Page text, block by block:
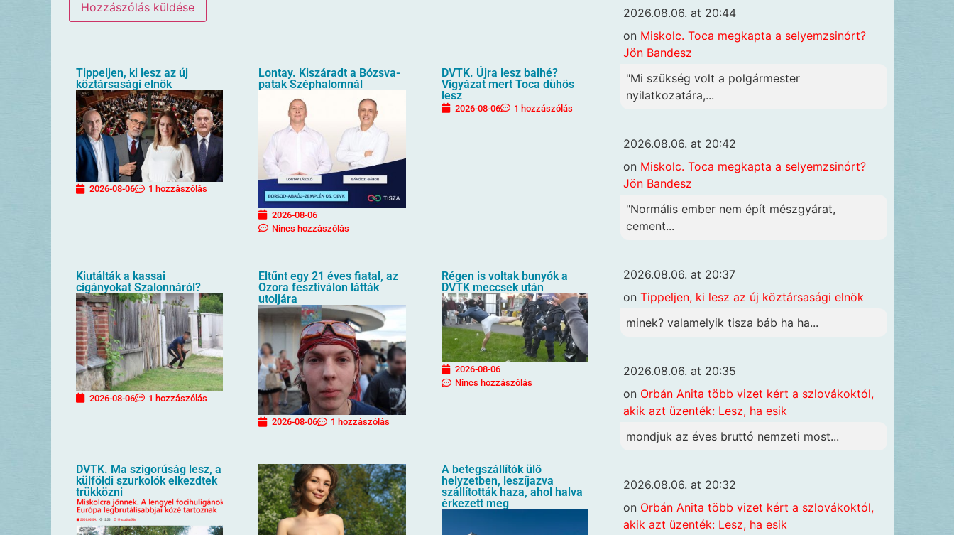
Tippeljen, ki lesz az új
köztársasági elnök
2026-08-06 1 hozzászólás
Lontay. Kiszáradt a Bózsva-
patak Széphalomnál
2026-08-06
Nincs hozzászólás
DVTK. Újra lesz balhé?
Vigyázat mert Toca dühös
lesz
2026-08-06 1 hozzászólás
Kiutálták a kassai
cigányokat Szalonnáról?
2026-08-06 1 hozzászólás
Eltűnt egy 21 éves fiatal, az
Ozora fesztiválon látták
utoljára
2026-08-06 1 hozzászólás
Régen is voltak bunyók a
DVTK meccsek után
2026-08-06
Nincs hozzászólás
DVTK. Ma szigorúság lesz, a
külföldi szurkolók elkezdtek
trükközni
A betegszállítók ülő
helyzetben, leszíjazva
szállították haza, ahol halva
érkezett meg
2026.08.06. at 20:44
on Miskolc. Toca megkapta a selyemzsinórt?
Jön Bandesz
"Mi szükség volt a polgármester
nyilatkozatára,...
2026.08.06. at 20:42
on Miskolc. Toca megkapta a selyemzsinórt?
Jön Bandesz
"Normális ember nem épít mészgyárat,
cement...
2026.08.06. at 20:37
on Tippeljen, ki lesz az új köztársasági elnök
minek? valamelyik tisza báb ha ha...
2026.08.06. at 20:35
on Orbán Anita több vizet kért a szlovákoktól,
akik azt üzenték: Lesz, ha esik
mondjuk az éves bruttó nemzeti most...
2026.08.06. at 20:32
on Orbán Anita több vizet kért a szlovákoktól,
akik azt üzenték: Lesz, ha esik